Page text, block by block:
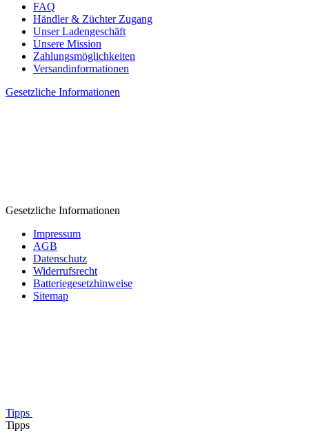
FAQ
Händler & Züchter Zugang
Unser Ladengeschäft
Unsere Mission
Zahlungsmöglichkeiten
Versandinformationen
Gesetzliche Informationen
Gesetzliche Informationen
Impressum
AGB
Datenschutz
Widerrufsrecht
Batteriegesetzhinweise
Sitemap
Tipps
Tipps